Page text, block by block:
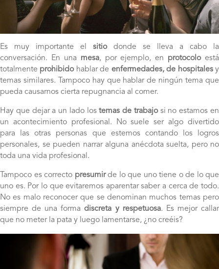
Es muy importante el sitiodonde se lleva a cabo la
conversación. En una mesa, por ejemplo, en protocoloestá
totalmente prohibidohablar de enfermedades, de hospitalesy
temas similares. Tampoco hay que hablar de ningún tema que
pueda causarnos cierta repugnancia al comer.
Hay que dejar a un lado lostemas de trabajosi no estamos en
un acontecimiento profesional. No suele ser algo divertido
para las otras personas que estemos contando los logros
personales, se pueden narrar alguna anécdota suelta, pero no
toda una vida profesional.
Tampoco es correcto presumirde lo que uno tiene o de lo que
uno es. Por lo que evitaremos aparentar saber a cerca de todo.
No es malo reconocer que se denominan muchos temas pero
siempre de una formadiscreta y respetuosa. Es mejor callar
que no meter la pata y luego lamentarse, ¿no creéis?